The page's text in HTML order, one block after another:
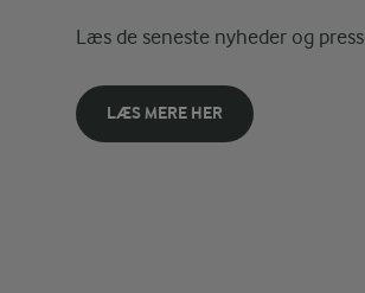
Læs de seneste nyheder og
LÆS MERE HER